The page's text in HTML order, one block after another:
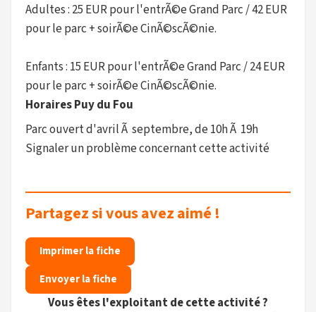
Adultes : 25 EUR pour l'entrÃ©e Grand Parc / 42 EUR
pour le parc + soirÃ©e CinÃ©scÃ©nie.
Enfants : 15 EUR pour l'entrÃ©e Grand Parc / 24 EUR
pour le parc + soirÃ©e CinÃ©scÃ©nie.
Horaires Puy du Fou
Parc ouvert d'avril Ã septembre, de 10h Ã 19h
Signaler un problème concernant cette activité
Partagez si vous avez aimé !
Imprimer la fiche
Envoyer la fiche
Vous êtes l'exploitant de cette activité ?